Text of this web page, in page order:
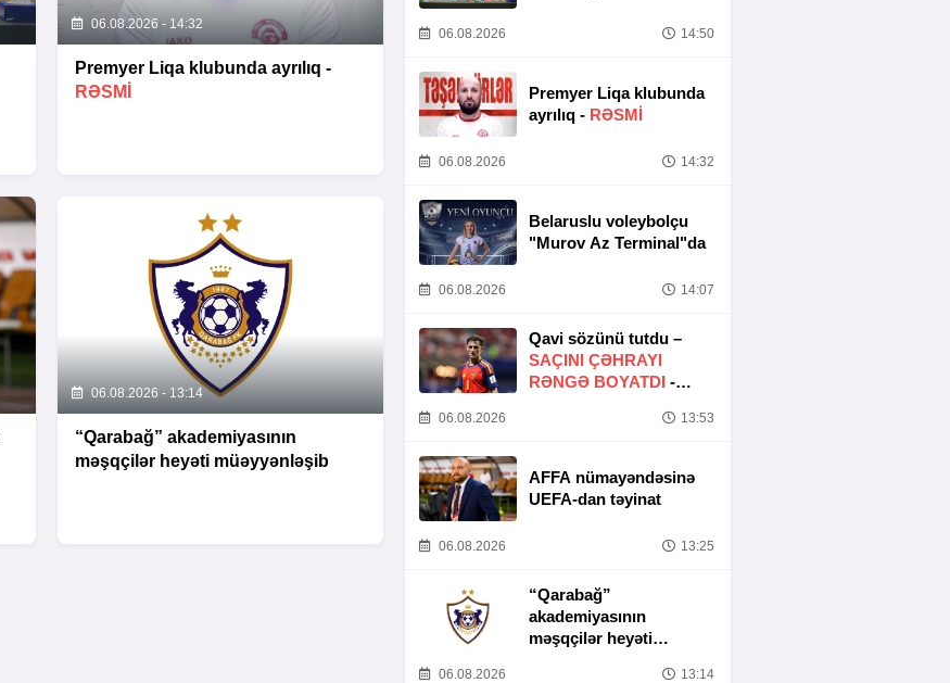
06.08.2026 - 14:32
Premyer Liqa klubunda ayrılıq -
RƏSMİ
06.08.2026 - 13:14
“Qarabağ” akademiyasının
məşqçilər heyəti müəyyənləşib
06.08.2026 14:50
Premyer Liqa klubunda
ayrılıq - RƏSMİ
06.08.2026 14:32
Belaruslu voleybolçu
"Murov Az Terminal"da
06.08.2026 14:07
Qavi sözünü tutdu –
SAÇINI ÇƏHRAYI
RƏNGƏ BOYATDI -
06.08.2026 13:53
AFFA nümayəndəsinə
UEFA-dan təyinat
06.08.2026 13:25
“Qarabağ”
akademiyasının
məşqçilər heyəti
06.08.2026 13:14